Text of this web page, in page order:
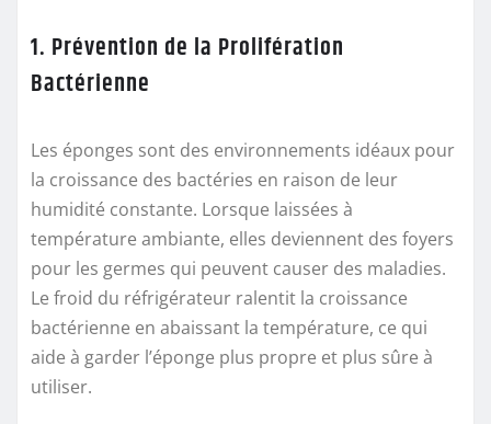
1. Prévention de la Prolifération
Bactérienne
Les éponges sont des environnements idéaux pour
la croissance des bactéries en raison de leur
humidité constante. Lorsque laissées à
température ambiante, elles deviennent des foyers
pour les germes qui peuvent causer des maladies.
Le froid du réfrigérateur ralentit la croissance
bactérienne en abaissant la température, ce qui
aide à garder l’éponge plus propre et plus sûre à
utiliser.